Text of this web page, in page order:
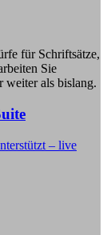
für Schriftsätze,
Sie
weiter als bislang.
– live